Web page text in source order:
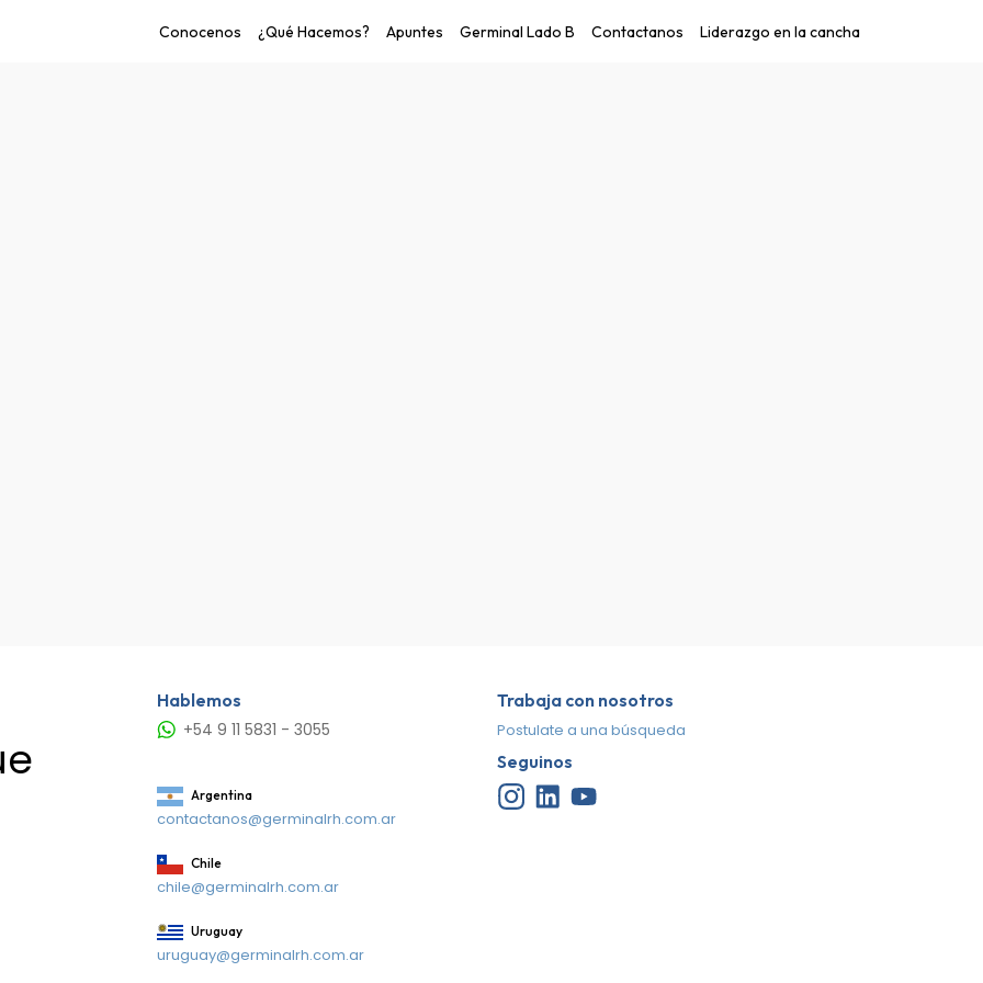
Conocenos ¿Qué Hacemos? Apuntes Germinal Lado B Contactanos Liderazgo en la cancha
Hablemos
+54 9 11 5831 - 3055
Argentina
contactanos@germinalrh.com.ar
Chile
chile@germinalrh.com.ar
Uruguay
uruguay@germinalrh.com.ar
Trabaja con nosotros
Postulate a una búsqueda
Seguinos